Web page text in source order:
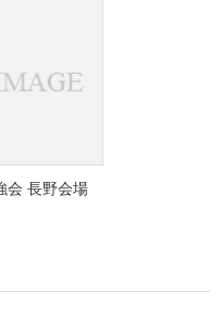
会 長野会場